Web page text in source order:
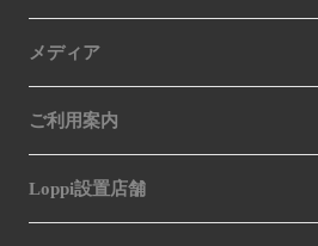
メディア
ご利用案内
Loppi設置店舗